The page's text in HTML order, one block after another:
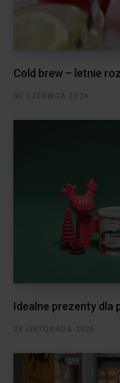
Cold brew – letnie
30 CZERWCA 2026
Idealne prezenty dla
28 LISTOPADA 2025